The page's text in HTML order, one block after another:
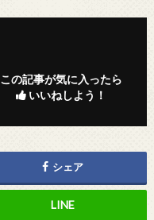
この記事が気に入ったら
いいねしよう！
シェア